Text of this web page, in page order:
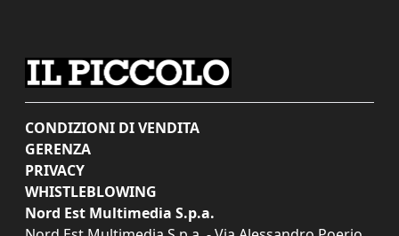
CONDIZIONI DI VENDITA
GERENZA
PRIVACY
WHISTLEBLOWING
Nord Est Multimedia S.p.a.